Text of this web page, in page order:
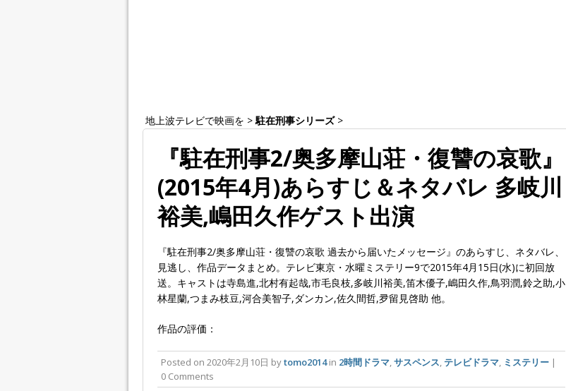
地上波テレビで映画を > 駐在刑事シリーズ >
『駐在刑事2/奥多摩山荘・復讐の哀歌』
(2015年4月)あらすじ＆ネタバレ 多岐川
裕美,嶋田久作ゲスト出演
『駐在刑事2/奥多摩山荘・復讐の哀歌 過去から届いたメッセージ』のあらすじ、ネタバレ、
見逃し、作品データまとめ。テレビ東京・水曜ミステリー9で2015年4月15日(水)に初回放
送。キャストは寺島進,北村有起哉,市毛良枝,多岐川裕美,笛木優子,嶋田久作,鳥羽潤,鈴之助,小
林星蘭,つまみ枝豆,河合美智子,ダンカン,佐久間哲,夛留見啓助 他。
作品の評価：
Posted on 2020年2月10日 bytomo2014in 2時間ドラマ,サスペンス, テレビドラマ, ミステリー |
0 Comments